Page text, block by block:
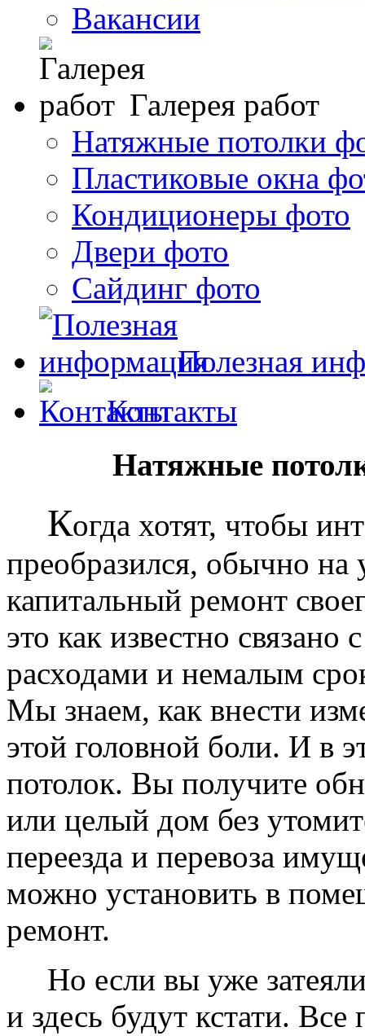
Вакансии
Галерея работ
Натяжные потолки
Пластиковые окна
Кондиционеры фото
Двери фото
Сайдинг фото
Полезная
Контакты
Натяжные
Когда хотят, чтобы
преобразился, обычно на
капитальный ремонт
это как известно
расходами и немалым
Мы знаем, как внести
этой головной боли. И в
потолок. Вы получите
или целый дом без
переезда и перевоза
можно установить в
ремонт.
Но если вы уже
и здесь будут кстати.